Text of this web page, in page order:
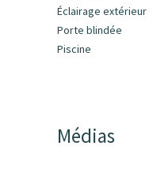
Éclairage extérieur
Porte blindée
Piscine
Médias